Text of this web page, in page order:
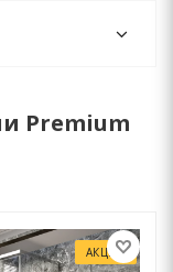
Premium
АКЦИЯ